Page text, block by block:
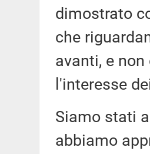
dimostrato
che
avanti, e
l'interesse
Siamo stati
abbiamo